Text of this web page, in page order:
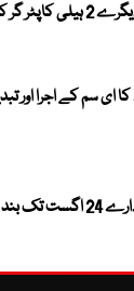
متعدد ہلاکتیں
ای سم کے اجرا اور
رانا سکندر حیات